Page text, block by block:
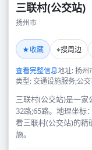
三联村(公交站)
扬州市
★收藏 ⌖搜周边
查看完整信息地址: 扬州
类型: 交通设施服务;公
三联村(公交站)是一
32路;65路。地理坐标
看三联村(公交站)的
施。